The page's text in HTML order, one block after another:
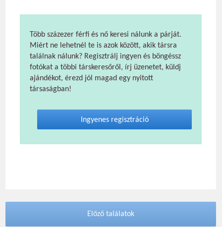
Több százezer férfi és nő keresi nálunk a párját.
Miért ne lehetnél te is azok között, akik társra
találnak nálunk? Regisztrálj ingyen és böngéssz
fotókat a többi társkeresőről, írj üzenetet, küldj
ajándékot, érezd jól magad egy nyitott
társaságban!
Ingyenes regisztráció
Előző találatok